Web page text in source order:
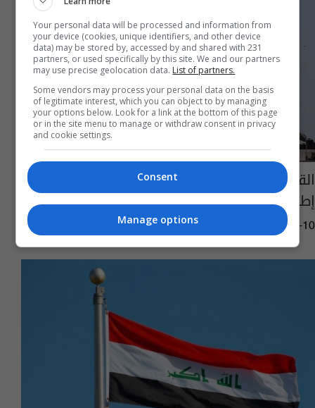
القصف الإسرائيلي يتواصل رغم اتفاق وقف
إطلاق النار في غزة
05:28 | 2025-10-10
Your personal data will be processed and information from
your device (cookies, unique identifiers, and other device
data) may be stored by, accessed by and shared with 231
partners, or used specifically by this site. We and our partners
may use precise geolocation data. List of partners.
Some vendors may process your personal data on the basis
of legitimate interest, which you can object to by managing
your options below. Look for a link at the bottom of this page
or in the site menu to manage or withdraw consent in privacy
and cookie settings.
Consent
Manage options